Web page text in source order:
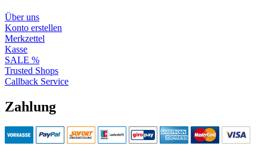
Über uns
Konto erstellen
Merkzettel
Kasse
SALE %
Trusted Shops
Callback Service
Zahlung